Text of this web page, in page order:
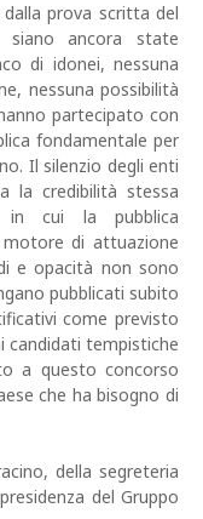
prova scritta del
siano ancora state
di idonei, nessuna
nessuna possibilità
partecipato con
fondamentale per
Il silenzio degli enti
la credibilità stessa
in cui la pubblica
di attuazione
e opacità non sono
pubblicati subito
come previsto
candidati tempistiche
a questo concorso
che ha bisogno di
della segreteria
del Gruppo